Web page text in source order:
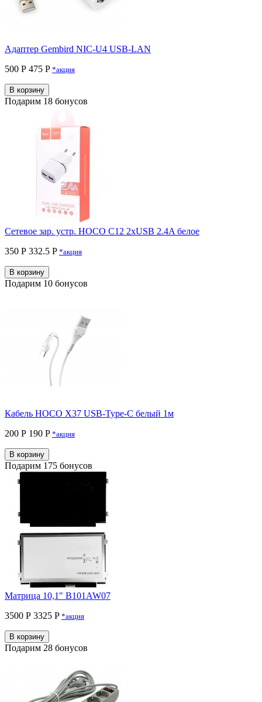
Адаптер Gembird NIC-U4 USB-LAN
500 Р 475 P *акция
В корзину
Подарим 18 бонусов
Сетевое зар. устр. HOCO C12 2xUSB 2.4A белое
350 Р 332.5 P *акция
В корзину
Подарим 10 бонусов
Кабель HOCO X37 USB-Type-C белый 1м
200 Р 190 P *акция
В корзину
Подарим 175 бонусов
Матрица 10,1" B101AW07
3500 Р 3325 P *акция
В корзину
Подарим 28 бонусов